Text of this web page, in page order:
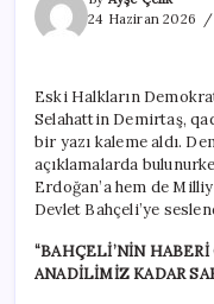
24 Haziran 2026
Eski Halkların
Selahattin Demirtaş, qad
bir yazı kaleme aldı.
açıklamalarda
Erdoğan’a hem de
Devlet Bahçeli’ye
“BAHÇELİ’NİN
ANADİLİMİZ KADAR